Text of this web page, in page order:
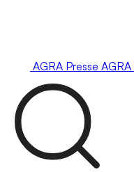
AGRA Presse AGRA